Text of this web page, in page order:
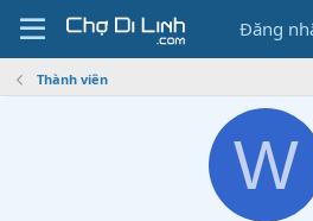
Đăng
Thành viên
W